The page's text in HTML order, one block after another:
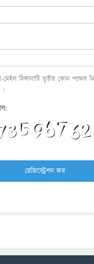
ঠিকানাটি তৃতীয় কোন পক্ষের